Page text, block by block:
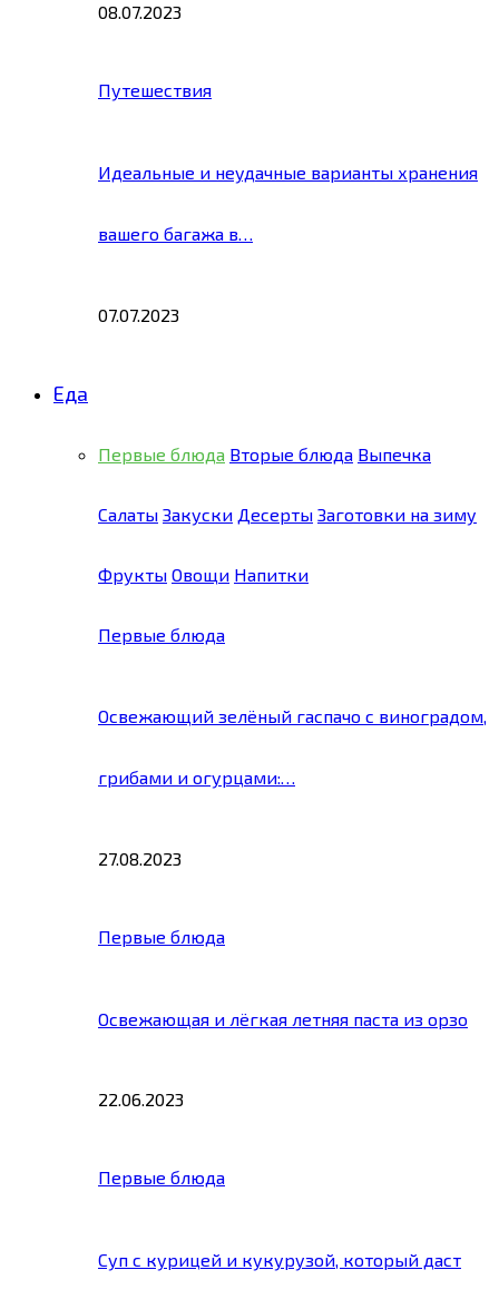
08.07.2023
Путешествия
Идеальные и неудачные варианты хранения
вашего багажа в…
07.07.2023
Еда
Первые блюда Вторые блюда Выпечка
Салаты Закуски Десерты Заготовки на зиму
Фрукты Овощи Напитки
Первые блюда
Освежающий зелёный гаспачо с виноградом,
грибами и огурцами:…
27.08.2023
Первые блюда
Освежающая и лёгкая летняя паста из орзо
22.06.2023
Первые блюда
Суп с курицей и кукурузой, который даст